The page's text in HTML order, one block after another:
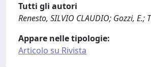
Tutti gli autori
Renesto, SILVIO CLAUDIO; Gozzi, E.;
Appare nelle tipologie:
Articolo su Rivista